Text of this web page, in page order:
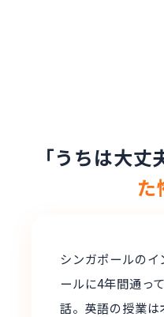
「うちは大丈
た
シンガポールの
ールに4年間通っ
話。英語の授業